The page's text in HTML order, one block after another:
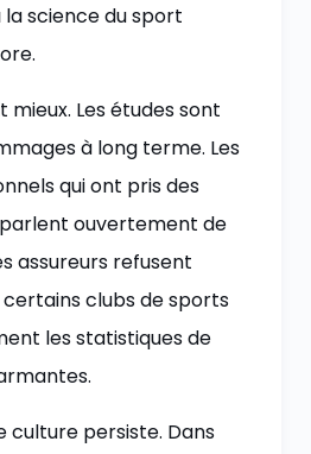
science du sport
mieux. Les études sont
à long terme. Les
qui ont pris des
ouvertement de
assureurs refusent
clubs de sports
les statistiques de
persiste. Dans